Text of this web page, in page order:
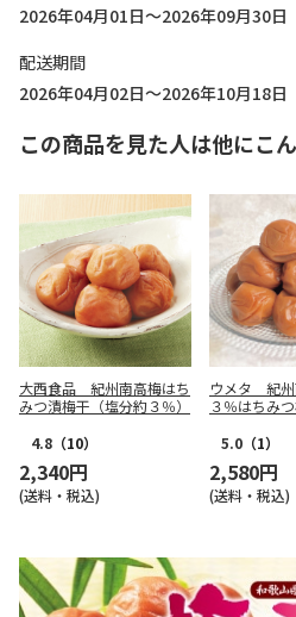
2026年04月01日～2026年09月30日
配送期間
2026年04月02日～2026年10月18日
この商品を見た人は他にこ
大西食品 紀州南高梅はち
みつ漬梅干（塩分約３％）
4.8 （10）
2,340円
(送料・税込)
ウメタ 紀州
３％はちみ
5.0 （1）
2,580円
(送料・税込)